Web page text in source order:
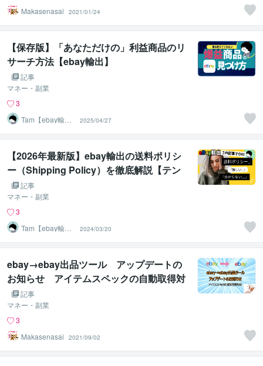
Makasenasai
2021/01/24
【保存版】「あなただけの」利益商品のリ
サーチ方法【ebay輸出】
記事
マネー・副業
3
Tam【ebay輸出
コンサルタン
ト】
2025/04/27
【2026年最新版】ebay輸出の送料ポリシ
ー（Shipping Policy）を徹底解説【テン
プレ設定】
記事
マネー・副業
3
Tam【ebay輸出
コンサルタン
ト】
2024/03/20
ebay→ebay出品ツール アップデートの
お知らせ アイテムスペックの自動取得対
応 記事
マネー・副業
3
Makasenasai
2021/09/02